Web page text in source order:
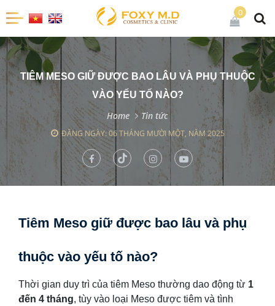
0
TIÊM MESO GIỮ ĐƯỢC BAO LÂU VÀ PHỤ THUỘC
VÀO YẾU TỐ NÀO?
Home Tin tức
ĐĂNG NGÀY: 06 THÁNG MƯỜI MỘT, NĂM 2025
Tiêm Meso giữ được bao lâu và phụ
thuộc vào yếu tố nào?
Thời gian duy trì của tiêm Meso thường dao động từ 1
đến 4 tháng, tùy vào loại Meso được tiêm và tình